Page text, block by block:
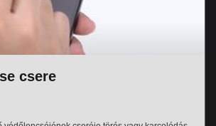
csere